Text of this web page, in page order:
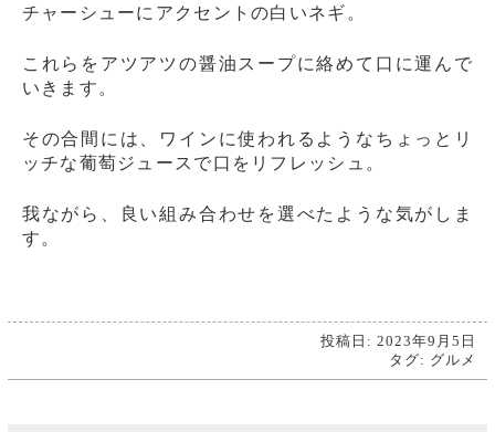
チャーシューにアクセントの白いネギ。
これらをアツアツの醤油スープに絡めて口に運んで
いきます。
その合間には、ワインに使われるようなちょっとリ
ッチな葡萄ジュースで口をリフレッシュ。
我ながら、良い組み合わせを選べたような気がしま
す。
投稿日: 2023年9月5日
タグ: グルメ